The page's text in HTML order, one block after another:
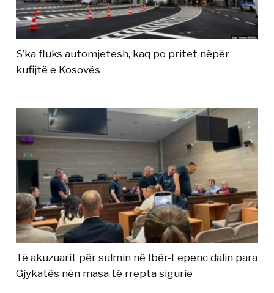
S’ka fluks automjetesh, kaq po pritet nëpër
kufijtë e Kosovës
Të akuzuarit për sulmin në Ibër-Lepenc dalin para
Gjykatës nën masa të rrepta sigurie